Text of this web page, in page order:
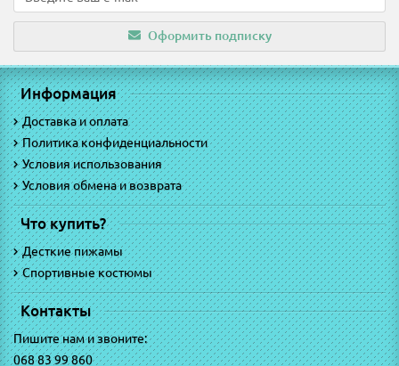
Оформить подписку
Информация
Доставка и оплата
Политика конфиденциальности
Условия использования
Условия обмена и возврата
Что купить?
Десткие пижамы
Спортивные костюмы
Контакты
Пишите нам и звоните:
068 83 99 860